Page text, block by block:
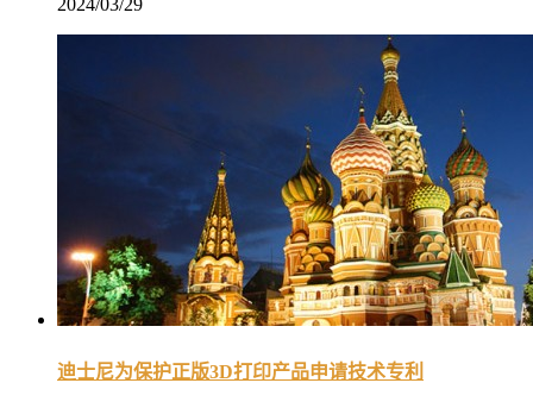
2024/03/29
迪士尼为保护正版3D打印产品申请技术专利